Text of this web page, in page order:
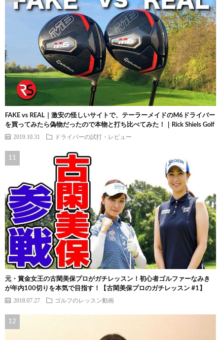
FAKE vs REAL｜激安の怪しいサイトで、テーラーメイドのM6ドライバー
を買ってみたら偽物だったので本物と打ち比べてみた！｜Rick Shiels Golf
2019.10.31 ドライバーの試打・レビュー
元・賞金女王の古閑美保プロがガチレッスン！初心者ゴルファーなみき
が年内100切りを本気で目指す！【古閑美保プロのガチレッスン #1】
2018.07.27 ゴルフのレッスン動画